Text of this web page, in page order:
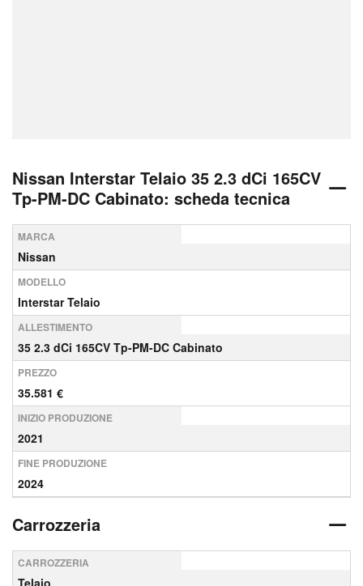
Nissan Interstar Telaio 35 2.3 dCi 165CV
Tp-PM-DC Cabinato: scheda tecnica
MARCA
Nissan
MODELLO
Interstar Telaio
ALLESTIMENTO
35 2.3 dCi 165CV Tp-PM-DC Cabinato
PREZZO
35.581 €
INIZIO PRODUZIONE
2021
FINE PRODUZIONE
2024
Carrozzeria
CARROZZERIA
Telaio